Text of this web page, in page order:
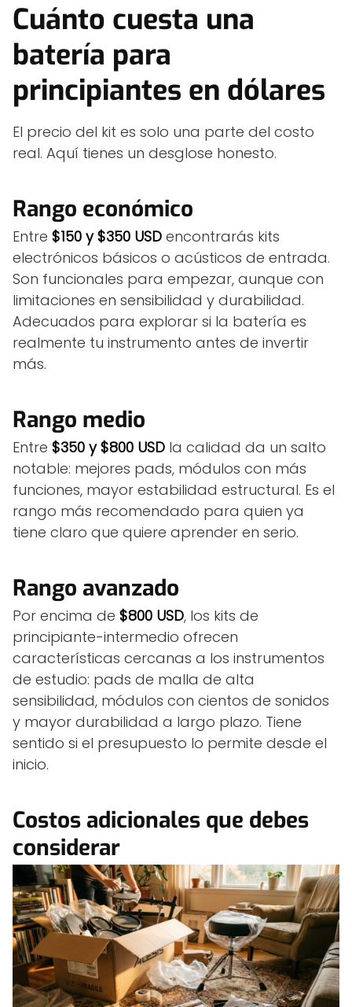
Cuánto cuesta una
batería para
principiantes en dólares
El precio del kit es solo una parte del costo
real. Aquí tienes un desglose honesto.
Rango económico
Entre $150 y $350 USD encontrarás kits
electrónicos básicos o acústicos de entrada.
Son funcionales para empezar, aunque con
limitaciones en sensibilidad y durabilidad.
Adecuados para explorar si la batería es
realmente tu instrumento antes de invertir
más.
Rango medio
Entre $350 y $800 USD la calidad da un salto
notable: mejores pads, módulos con más
funciones, mayor estabilidad estructural. Es el
rango más recomendado para quien ya
tiene claro que quiere aprender en serio.
Rango avanzado
Por encima de $800 USD, los kits de
principiante-intermedio ofrecen
características cercanas a los instrumentos
de estudio: pads de malla de alta
sensibilidad, módulos con cientos de sonidos
y mayor durabilidad a largo plazo. Tiene
sentido si el presupuesto lo permite desde el
inicio.
Costos adicionales que debes
considerar